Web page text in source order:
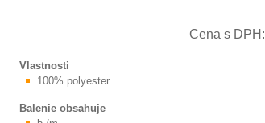
Cena s DPH:
Vlastnosti
100% polyester
Balenie obsahuje